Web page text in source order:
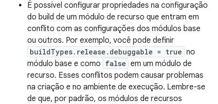
É possível configurar propriedades na configuração
do build de um módulo de recurso que entram em
conflito com as configurações dos módulos base
ou outros. Por exemplo, você pode definir
buildTypes.release.debuggable = true no
módulo base e como false em um módulo de
recurso. Esses conflitos podem causar problemas
na criação e no ambiente de execução. Lembre-se
de que, por padrão, os módulos de recursos